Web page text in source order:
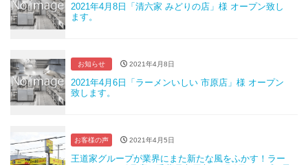
2021年4月8日「清六家 みどりの店」様 オープン致し
ます。
お知らせ 2021年4月8日
2021年4月6日「ラーメンいしい 市原店」様 オープン
致します。
お客様の声 2021年4月5日
王道家グループが業界にまた新たな風をふかす！ラー